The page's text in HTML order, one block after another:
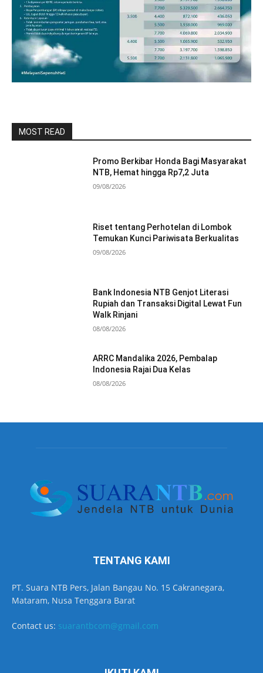
MOST READ
Promo Berkibar Honda Bagi Masyarakat
NTB, Hemat hingga Rp7,2 Juta
09/08/2026
Riset tentang Perhotelan di Lombok
Temukan Kunci Pariwisata Berkualitas
09/08/2026
Bank Indonesia NTB Genjot Literasi
Rupiah dan Transaksi Digital Lewat Fun
Walk Rinjani
08/08/2026
ARRC Mandalika 2026, Pembalap
Indonesia Rajai Dua Kelas
08/08/2026
TENTANG KAMI
PT. Suara NTB Pers, Jalan Bangau No. 15 Cakranegara,
Mataram, Nusa Tenggara Barat
Contact us: suarantbcom@gmail.com